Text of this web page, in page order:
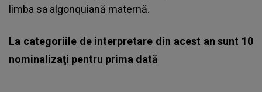
limba sa algonquiană maternă.
La categoriile de interpretare din acest an sunt 10
nominalizaţi pentru prima dată